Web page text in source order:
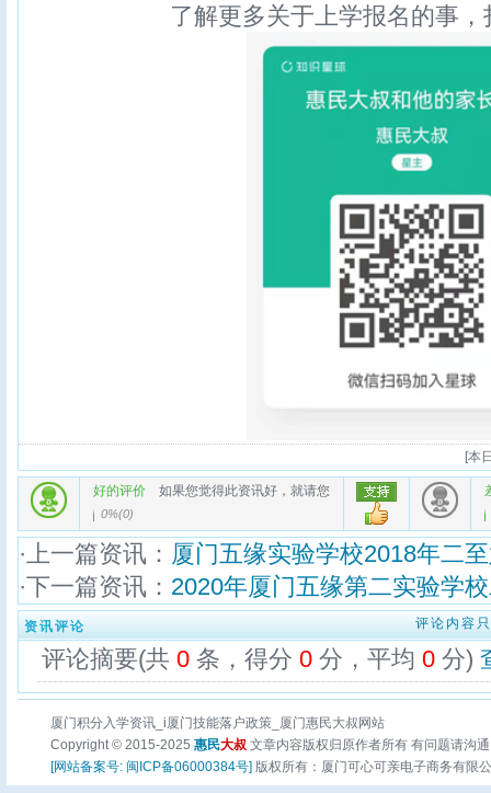
了解更多关于上学报名的事
[本
好的评价 如果您觉得此资讯好，就请您
0%(0)
·上一篇资讯： 厦门五缘实验学校2018年二
·下一篇资讯： 2020年厦门五缘第二实验学
资讯评论 评论内容
评论摘要(共 0 条，得分 0 分，平均 0 分)
厦门积分入学资讯_i厦门技能落户政策_厦门惠民大叔网站
Copyright © 2015-2025 惠民大叔 文章内容版权归原作者所有 有问题请沟
[网站备案号: 闽ICP备06000384号] 版权所有：厦门可心可亲电子商务有限